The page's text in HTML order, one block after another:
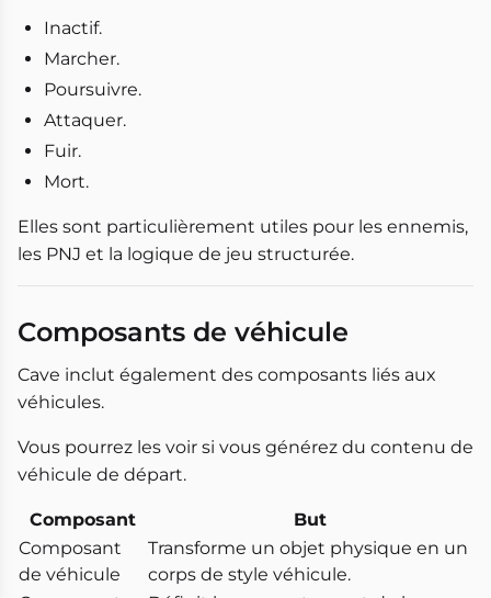
Inactif.
Marcher.
Poursuivre.
Attaquer.
Fuir.
Mort.
Elles sont particulièrement utiles pour les ennemis,
les PNJ et la logique de jeu structurée.
Composants de véhicule
Cave inclut également des composants liés aux
véhicules.
Vous pourrez les voir si vous générez du contenu de
véhicule de départ.
Composant
But
Composant
de véhicule
Transforme un objet physique en un
corps de style véhicule.